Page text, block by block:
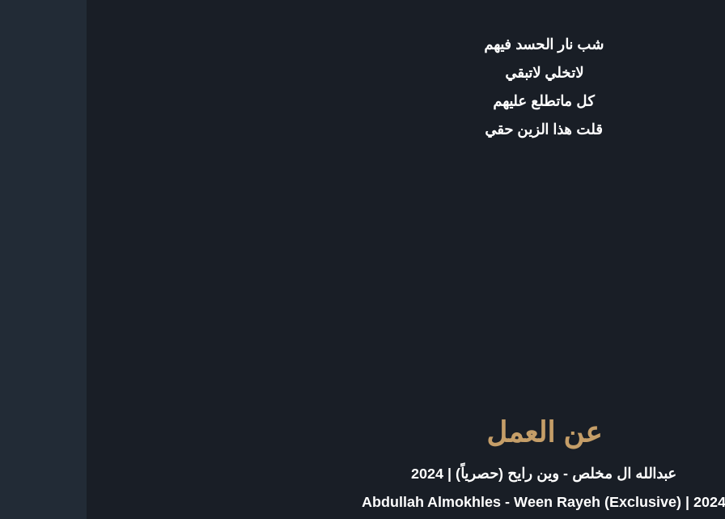
شب نار الحسد فيهم
لاتخلي لاتبقي
كل ماتطلع عليهم
قلت هذا الزين حقي
عن العمل
عبدالله ال مخلص - وين رايح (حصرياً) | 2024
Abdullah Almokhles - Ween Rayeh (Exclusive) | 2024